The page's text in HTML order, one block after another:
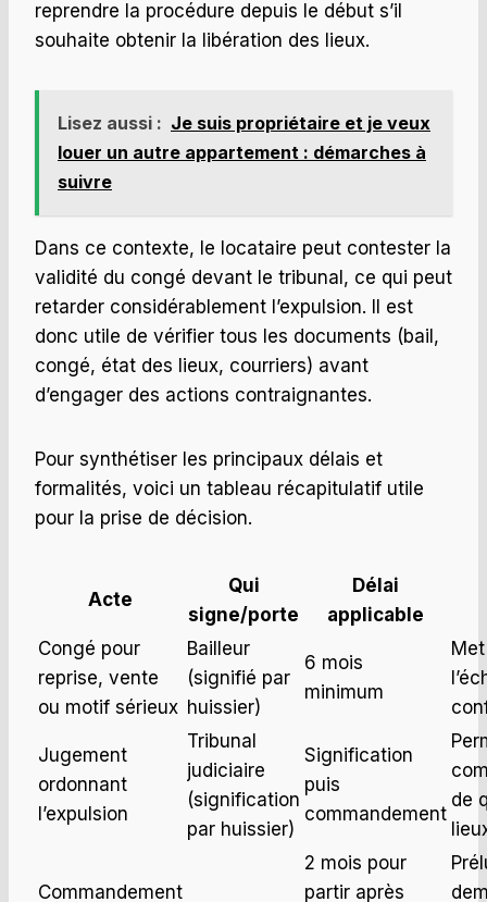
reprendre la procédure depuis le début s’il
souhaite obtenir la libération des lieux.
Lisez aussi : Je suis propriétaire et je veux
louer un autre appartement : démarches à
suivre
Dans ce contexte, le locataire peut contester la
validité du congé devant le tribunal, ce qui peut
retarder considérablement l’expulsion. Il est
donc utile de vérifier tous les documents (bail,
congé, état des lieux, courriers) avant
d’engager des actions contraignantes.
Pour synthétiser les principaux délais et
formalités, voici un tableau récapitulatif utile
pour la prise de décision.
Acte
Qui
signe/porte
Délai
applicable
Congé pour
reprise, vente
ou motif sérieux
Bailleur
(signifié par
huissier)
6 mois
minimum
Jugement
ordonnant
l’expulsion
Tribunal
judiciaire
(signification
par huissier)
Signification
puis
commandement
de
Commandement
2 mois pour
partir après